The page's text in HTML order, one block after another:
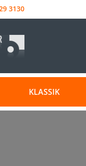
3130
KLASSIK